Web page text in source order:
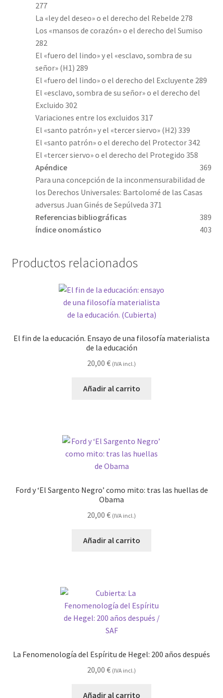
277
La «ley del deseo» o el derecho del Rebelde 278
Los «mansos de corazón» o el derecho del Sumiso
282
El «fuero del lindo» y el «esclavo, sombra de su
señor» (H1) 289
El «fuero del lindo» o el derecho del Excluyente 289
El «esclavo, sombra de su señor» o el derecho del
Excluido 302
Variaciones entre los excluidos 317
El «santo patrón» y el «tercer siervo» (H2) 339
El «santo patrón» o el derecho del Protector 342
El «tercer siervo» o el derecho del Protegido 358
Apéndice
369
Para una concepción de la inconmensurabilidad de
los Derechos Universales: Bartolomé de las Casas
adversus Juan Ginés de Sepúlveda 371
Referencias bibliográficas
389
Índice onomástico
403
Productos relacionados
El fin de la educación. Ensayo de una filosofía materialista
de la educación
20,00 € (IVA incl.)
Añadir al carrito
Ford y ‘El Sargento Negro’ como mito: tras las huellas de
Obama
20,00 € (IVA incl.)
Añadir al carrito
La Fenomenología del Espíritu de Hegel: 200 años después
20,00 € (IVA incl.)
Añadir al carrito